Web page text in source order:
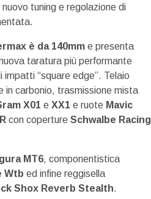
nuovo tuning e regolazione di
è da 140mm e presenta
taratura più performante
impatti “square edge”. Telaio
in carbonio, trasmissione mista
X01 e XX1 e ruote Mavic
con coperture Schwalbe Racing
MT6, componentistica
Wtb ed infine reggisella
Shox Reverb Stealth.